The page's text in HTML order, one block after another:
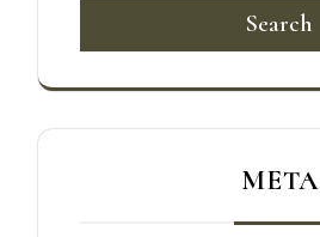
Search
META